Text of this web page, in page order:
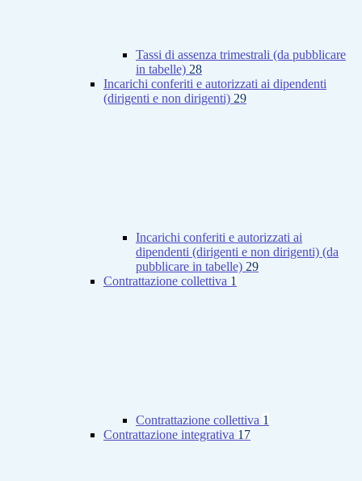
Tassi di assenza trimestrali (da pubblicare
in tabelle) 28
Incarichi conferiti e autorizzati ai dipendenti
(dirigenti e non dirigenti) 29
Incarichi conferiti e autorizzati ai
dipendenti (dirigenti e non dirigenti) (da
pubblicare in tabelle) 29
Contrattazione collettiva 1
Contrattazione collettiva 1
Contrattazione integrativa 17